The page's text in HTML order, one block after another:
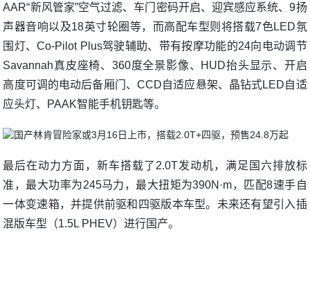
AAR“新风管家”空气过滤、车门密码开启、迎宾感应系统、9扬
声器音响以及18英寸轮圈等，而高配车型则将搭载7色LED氛
围灯、Co-Pilot Plus驾驶辅助、带有按摩功能的24向电动调节
Savannah真皮座椅、360度全景影像、HUD抬头显示、开启
高度可调的电动后备厢门、CCD自适应悬架、晶钻式LED自适
应头灯、PAAK智能手机钥匙等。
最后在动力方面，新车搭载了2.0T发动机，满足国六排放标
准，最大功率为245马力，最大扭矩为390N·m，匹配8速手自
一体变速箱，并提供前驱和四驱版本车型。未来还有望引入插
混版车型（1.5L PHEV）进行国产。